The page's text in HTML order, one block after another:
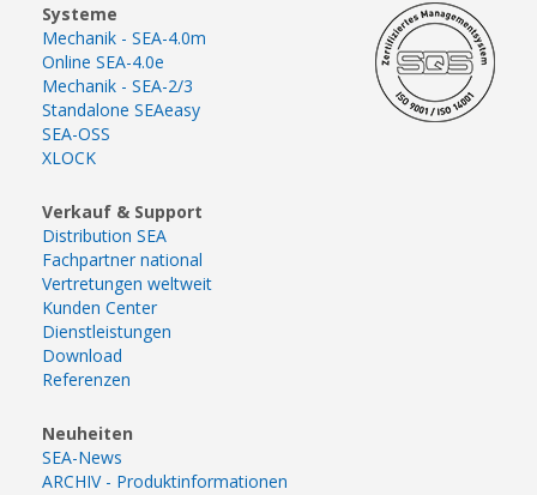
Systeme
Mechanik - SEA-4.0m
Online SEA-4.0e
Mechanik - SEA-2/3
Standalone SEAeasy
SEA-OSS
XLOCK
Verkauf & Support
Distribution SEA
Fachpartner national
Vertretungen weltweit
Kunden Center
Dienstleistungen
Download
Referenzen
Neuheiten
SEA-News
ARCHIV - Produktinformationen